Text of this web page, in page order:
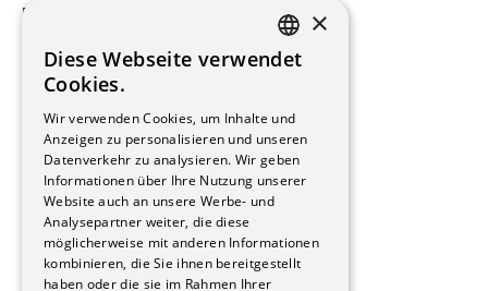
Beauftragte Unternehmen
Hersteller/Lieferanten
Bauherrschaften
Immobilienverwaltungsgesellschaften
Stockwerkeigentum
Reportagen
Wohnungen
Renovierungen
Innere Umbauten
Gastgewerbe und Tourismus
Verwaltungsgebäude und Geschäfte
FRENCH
×
Diese Webseite verwendet
Cookies.
Wir verwenden Cookies, um Inhalte und
Anzeigen zu personalisieren und unseren
Datenverkehr zu analysieren. Wir geben
Informationen über Ihre Nutzung unserer
Website auch an unsere Werbe- und
Analysepartner weiter, die diese
möglicherweise mit anderen Informationen
kombinieren, die Sie ihnen bereitgestellt
haben oder die sie im Rahmen Ihrer